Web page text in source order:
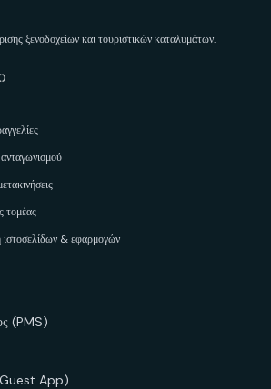
ξενοδοχείων και τουριστικών καταλυμάτων.
τομέας
& εφαρμογών
(PMS)
App)